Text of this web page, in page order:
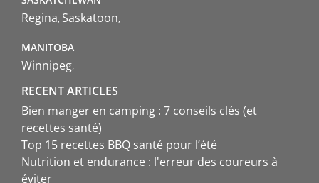
Regina Saskatoon
MANITOBA
Winnipeg
RECENT ARTICLES
Bien manger en camping : 7 conseils clés (et
recettes santé)
Top 15 recettes BBQ santé pour l’été
Nutrition et endurance : l'erreur des coureurs à
éviter